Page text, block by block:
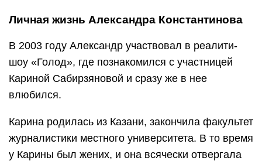
Личная жизнь Александра Константинова
В 2003 году Александр участвовал в реалити-
шоу «Голод», где познакомился с участницей
Кариной Сабирзяновой и сразу же в нее
влюбился.
Карина родилась из Казани, закончила факультет
журналистики местного университета. В то время
у Карины был жених, и она всячески отвергала